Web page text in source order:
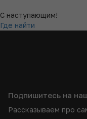
С наступающим!
Где найти
Подпишитесь на
Рассказываем про